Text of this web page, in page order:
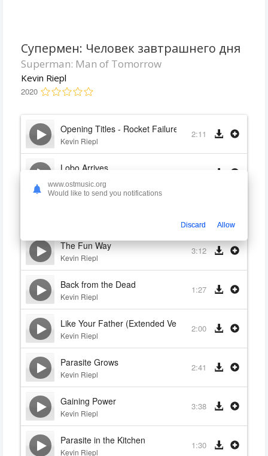
Супермен: Человек завтрашнего дня
Superman: Man of Tomorrow
Kevin Riepl
2020
Opening Titles - Rocket Failure (Superman- Man of
Kevin Riepl
2:11
Lobo Arrives
Kevin Riepl
The Fun Way
Kevin Riepl
3:12
Back from the Dead
Kevin Riepl
1:27
Like Your Father (Extended Version)
Kevin Riepl
2:00
Parasite Grows
Kevin Riepl
2:41
Gaining Power
Kevin Riepl
3:38
Parasite in the Kitchen
Kevin Riepl
1:30
www.ostmusic.org
Would like to send you notifications
Discard Allow